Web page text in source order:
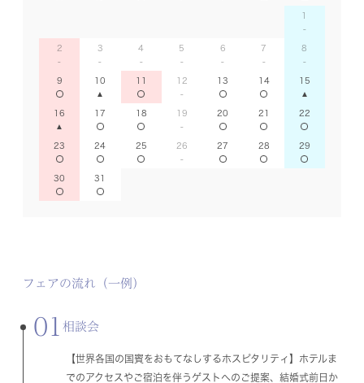
1
2 3 4 5 6 7 8
9 10 11 12 13 14 15
16 17 18 19 20 21 22
23 24 25 26 27 28 29
30 31
フェアの流れ（一例）
01 相談会
【世界各国の国賓をおもてなしするホスピタリティ】ホテルま
でのアクセスやご宿泊を伴うゲストへのご提案、結婚式前日か